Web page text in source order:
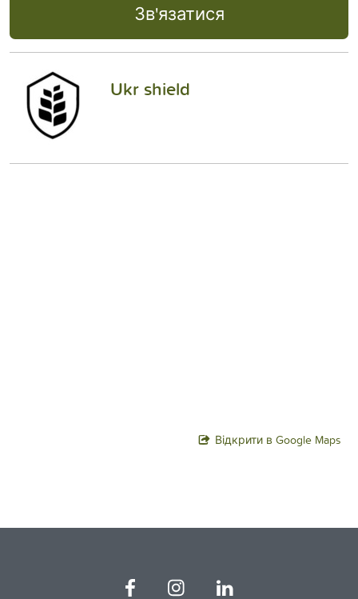
Зв'язатися
Ukr shield
Відкрити в Google Maps